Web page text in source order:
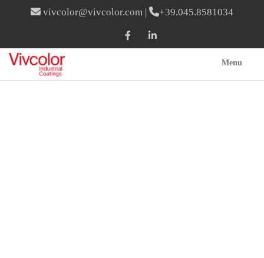
vivcolor@vivcolor.com | +39.045.8581034
Menu